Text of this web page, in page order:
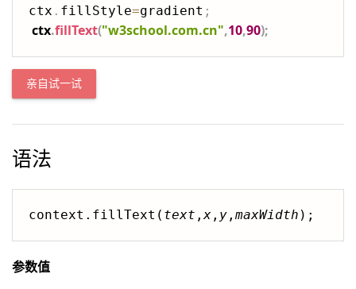
ctx . fillStyle=gradient ;
ctx.fillText("w3school.com.cn",10,90);
亲自试一试
语法
context.fillText( text ,x , y , maxWidth );
参数值